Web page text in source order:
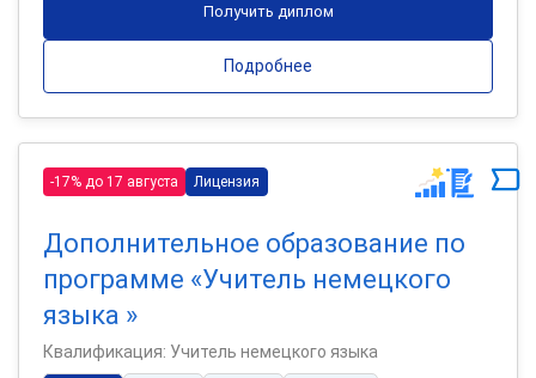
Получить диплом
Подробнее
-17% до 17 августа Лицензия
Дополнительное образование по
программе «Учитель немецкого
языка »
Квалификация: Учитель немецкого языка